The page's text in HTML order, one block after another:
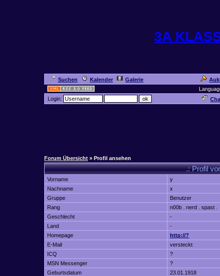
3A
Suchen Kalender Galerie
Login:
Forum Übersicht » Profil ansehen
.: Profil
Vorname
y
Nachname
x
Gruppe
Benutzer
Rang
n00b . nerd . spast .
Geschlecht
-
Land
-
Homepage
http://?
E-Mail
versteckt
ICQ
?
MSN Messenger
?
Geburtsdatum
23.01.1918